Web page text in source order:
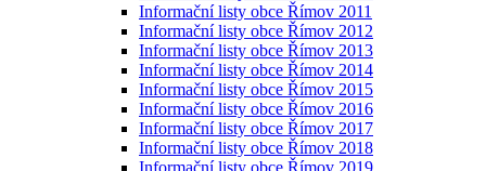
Informační listy obce Římov 2011
Informační listy obce Římov 2012
Informační listy obce Římov 2013
Informační listy obce Římov 2014
Informační listy obce Římov 2015
Informační listy obce Římov 2016
Informační listy obce Římov 2017
Informační listy obce Římov 2018
Informační listy obce Římov 2019